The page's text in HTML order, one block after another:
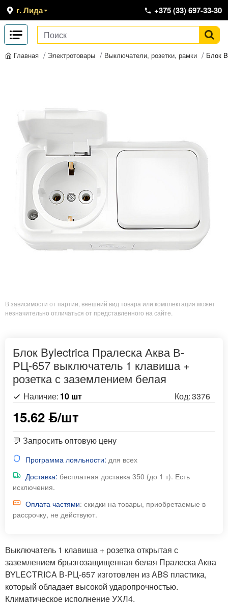
г. Лида +375 (33) 697-33-30
Главная Электротовары Выключатели, розетки, рамки Блок
В зависимости от партии, внешний вид товара или комплектация может
незначительно отличаться от представленного на сайте.
Блок Bylectrica Пралеска Аква В-
РЦ-657 выключатель 1 клавиша +
розетка с заземлением белая
15.62 ƃ/шт
Наличие: 10 шт Код:3376
💬 Запросить оптовую цену
Программа лояльности: для всех
Доставка: бесплатная доставка 350 (до 1 т). Есть
исключения.
Оплата частями: скидки на товары, приобретаемые в
рассрочку, не действуют.
Выключатель 1 клавиша + розетка открытая с
заземлением брызгозащищенная белая Пралеска Аква
BYLECTRICA В-РЦ-657 изготовлен из ABS пластика,
который обладает высокой ударопрочностью.
Климатическое исполнение УХЛ4.